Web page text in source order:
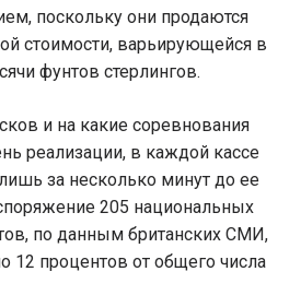
поскольку они продаются
стоимости, варьирующейся в
фунтов стерлингов.
и на какие соревнования
реализации, в каждой кассе
за несколько минут до ее
205 национальных
по данным британских СМИ,
процентов от общего числа